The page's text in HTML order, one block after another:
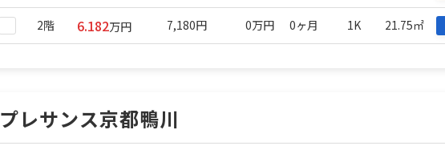
2階 6.182万円 7,180円 0万円 0ヶ月 1K 21.75㎡
プレサンス京都鴨川